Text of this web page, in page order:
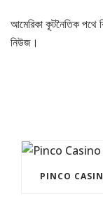
আমেরিকা কূটনৈতিক পথে
নিউজ।
PINCO